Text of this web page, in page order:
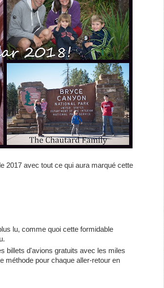
2017 avec tout ce qui aura marqué cette
lu, comme quoi cette formidable
billets d'avions gratuits avec les miles
méthode pour chaque aller-retour en